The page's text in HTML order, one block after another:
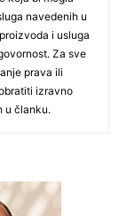
navedenih u
i usluga
Za sve
prava ili
izravno
u članku.